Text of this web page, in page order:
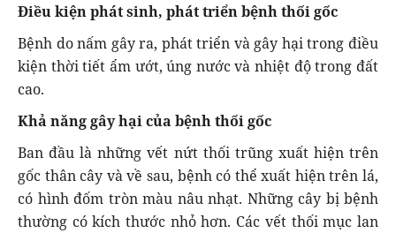
Điều kiện phát sinh, phát triển bệnh thối gốc
Bệnh do nấm gây ra, phát triển và gây hại trong điều
kiện thời tiết ẩm ướt, úng nước và nhiệt độ trong đất
cao.
Khả năng gây hại của bệnh thối gốc
Ban đầu là những vết nứt thối trũng xuất hiện trên
gốc thân cây và về sau, bệnh có thể xuất hiện trên lá,
có hình đốm tròn màu nâu nhạt. Những cây bị bệnh
thường có kích thước nhỏ hơn. Các vết thối mục lan